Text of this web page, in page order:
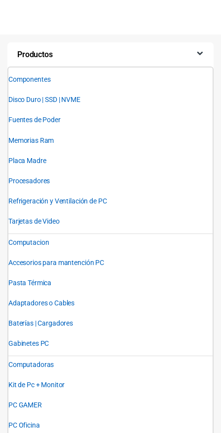
Productos
Componentes
Disco Duro | SSD | NVME
Fuentes de Poder
Memorias Ram
Placa Madre
Procesadores
Refrigeración y Ventilación de PC
Tarjetas de Video
Computacion
Accesorios para mantención PC
Pasta Térmica
Adaptadores o Cables
Baterías | Cargadores
Gabinetes PC
Computadoras
Kit de Pc + Monitor
PC GAMER
PC Oficina